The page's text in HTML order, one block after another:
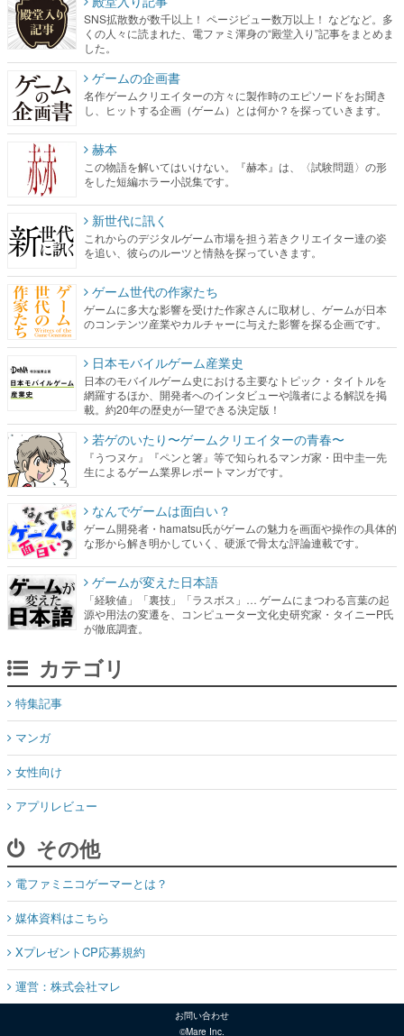
SNS拡散数が数千以上！ ページビュー数万以上！ などなど。多
くの人々に読まれた、電ファミ渾身の“殿堂入り”記事をまとめま
した。
ゲームの企画書
名作ゲームクリエイターの方々に製作時のエピソードをお聞き
し、ヒットする企画（ゲーム）とは何か？を探っていきます。
赫本
この物語を解いてはいけない。『赫本』は、〈試験問題〉の形
をした短編ホラー小説集です。
新世代に訊く
これからのデジタルゲーム市場を担う若きクリエイター達の姿
を追い、彼らのルーツと情熱を探っていきます。
ゲーム世代の作家たち
ゲームに多大な影響を受けた作家さんに取材し、ゲームが日本
のコンテンツ産業やカルチャーに与えた影響を探る企画です。
日本モバイルゲーム産業史
日本のモバイルゲーム史における主要なトピック・タイトルを
網羅するほか、開発者へのインタビューや識者による解説を掲
載。約20年の歴史が一望できる決定版！
若ゲのいたり〜ゲームクリエイターの青春〜
『うつヌケ』『ペンと箸』等で知られるマンガ家・田中圭一先
生によるゲーム業界レポートマンガです。
なんでゲームは面白い？
ゲーム開発者・hamatsu氏がゲームの魅力を画面や操作の具体的
な形から解き明かしていく、硬派で骨太な評論連載です。
ゲームが変えた日本語
「経験値」「裏技」「ラスボス」… ゲームにまつわる言葉の起
源や用法の変遷を、コンピューター文化史研究家・タイニーP氏
が徹底調査。
カテゴリ
特集記事
マンガ
女性向け
アプリレビュー
その他
電ファミニコゲーマーとは？
媒体資料はこちら
XプレゼントCP応募規約
運営：株式会社マレ
お問い合わせ
©Mare Inc.